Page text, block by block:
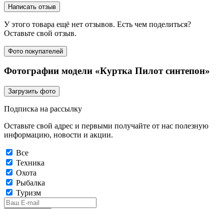
Написать отзыв
У этого товара ещё нет отзывов. Есть чем поделиться?
Оставьте свой отзыв.
Фото покупателей
Фотографии модели «Куртка Пилот синтепон»
Загрузить фото
Подписка на рассылку
Оставьте свой адрес и первыми получайте от нас полезную
информацию, новости и акции.
Все
Техника
Охота
Рыбалка
Туризм